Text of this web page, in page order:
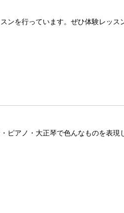
を行っています。ぜひ体験レッス
ピアノ・大正琴で色んなものを表現